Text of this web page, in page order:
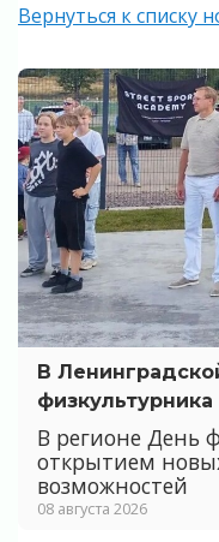
Вернуться к списку
В
физкультурника
В регионе День
открытием
возможностей
08 августа 2026